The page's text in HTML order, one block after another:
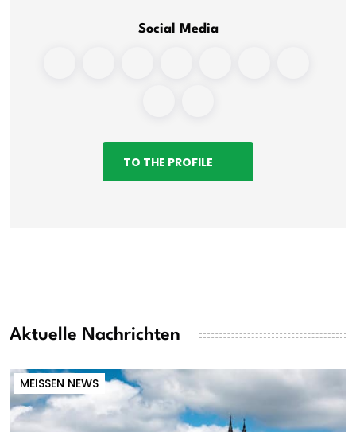
Social Media
TO THE PROFILE
Aktuelle Nachrichten
MEISSEN NEWS